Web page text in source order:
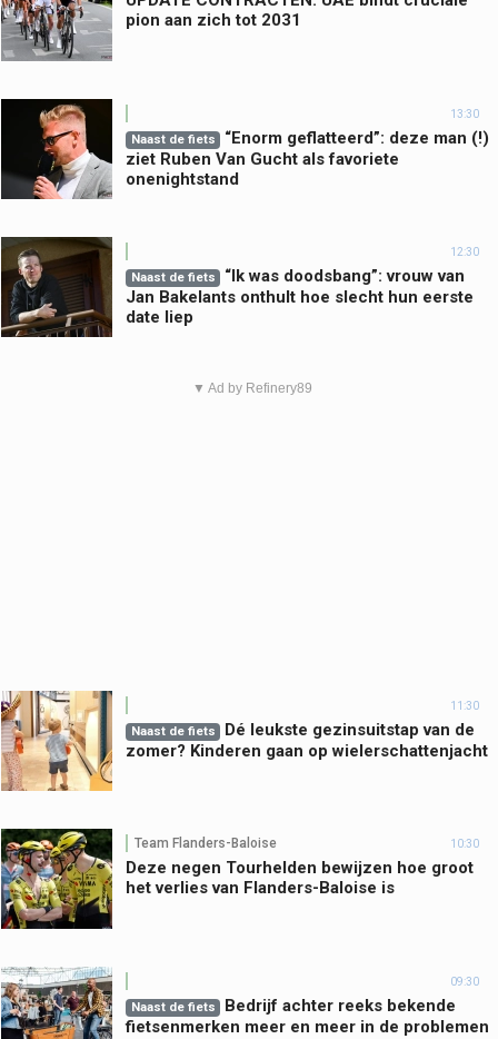
pion aan zich tot 2031
13:30
Naast de fiets
“Enorm geflatteerd”: deze man (!)
ziet Ruben Van Gucht als favoriete
onenightstand
12:30
Naast de fiets
“Ik was doodsbang”: vrouw van
Jan Bakelants onthult hoe slecht hun eerste
date liep
▼ Ad by Refinery89
11:30
Naast de fiets
Dé leukste gezinsuitstap van de
zomer? Kinderen gaan op wielerschattenjacht
Team Flanders-Baloise 10:30
Deze negen Tourhelden bewijzen hoe groot
het verlies van Flanders-Baloise is
09:30
Naast de fiets
Bedrijf achter reeks bekende
fietsenmerken meer en meer in de problemen